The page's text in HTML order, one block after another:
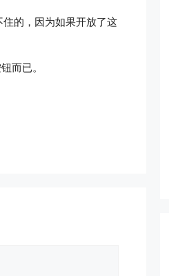
的，因为如果开放了这
而已。